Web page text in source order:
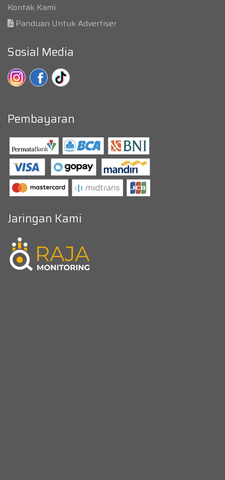
Kontak Kami
Panduan Untuk Advertiser
Sosial Media
Pembayaran
Jaringan Kami